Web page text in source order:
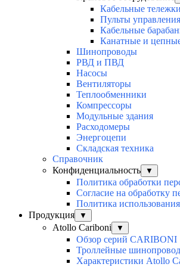
Кабельные тележки
Пульты управления
Кабельные
Канатные и
Шинопроводы
РВД и ПВД
Насосы
Вентиляторы
Теплообменники
Компрессоры
Модульные здания
Расходомеры
Энергоцепи
Складская техника
Справочник
Конфиденциальность
▼
Политика обработки
Согласие на обработку
Политика
Продукция
▼
Atollo Cariboni ▼
Обзор серий CARIBONI
Троллейные
Характеристики Atollo